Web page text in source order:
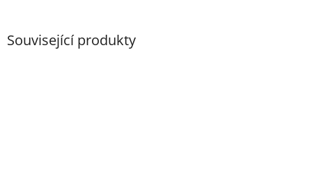
Související produkty